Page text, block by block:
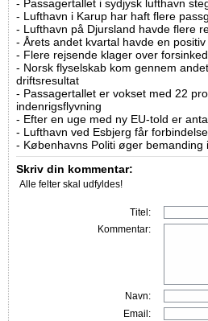
- Passagertallet i sydjysk lufthavn
- Lufthavn i Karup har haft flere
- Lufthavn på Djursland havde flere
- Årets andet kvartal havde en
- Flere rejsende klager over
- Norsk flyselskab kom gennem
driftsresultat
- Passagertallet er vokset med 22
indenrigsflyvning
- Efter en uge med ny EU-told er
- Lufthavn ved Esbjerg får
- Københavns Politi øger bemanding
Skriv din kommentar:
Alle felter skal udfyldes!
Titel:
Kommentar:
Navn:
Email: